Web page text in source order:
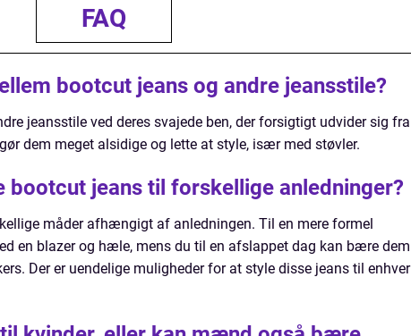
FAQ
bootcut jeans og andre jeansstile?
jeansstile ved deres svajede ben, der forsigtigt udvider sig fra
dem meget alsidige og lette at style, især med støvler.
bootcut jeans til forskellige anledninger?
måder afhængigt af anledningen. Til en mere formel
en blazer og hæle, mens du til en afslappet dag kan bære dem
Der er uendelige muligheder for at style disse jeans til enhver